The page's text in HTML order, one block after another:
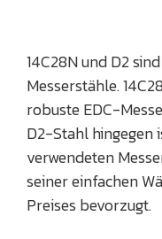
14C28N und D2
Messerstähle.
robuste EDC-
D2-Stahl hingegen
verwendeten
seiner einfachen
Preises bevorzugt.